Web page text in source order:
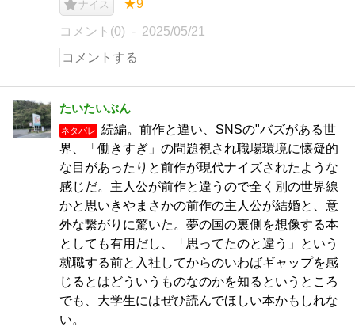
ナイス ★9
コメント(0) 2025/05/21
たいたいぶん
ネタバレ
続編。前作と違い、SNSの"バズがある世
界、「働きすぎ」の問題視され職場環境に懐疑的
な目があったりと前作が現代ナイズされたような
感じだ。主人公が前作と違うので全く別の世界線
かと思いきやまさかの前作の主人公が結婚と、意
外な繋がりに驚いた。夢の国の裏側を想像する本
としても有用だし、「思ってたのと違う」という
就職する前と入社してからのいわばギャップを感
じるとはどういうものなのかを知るというところ
でも、大学生にはぜひ読んでほしい本かもしれな
い。